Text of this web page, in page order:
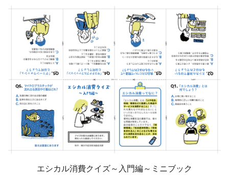
エシカル消費クイズ～入門編～ミニブック